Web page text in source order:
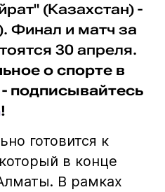
(Казахстан) -
Финал и матч за
30 апреля.
о спорте в
подписывайтесь
!
готовится к
в конце
В рамках